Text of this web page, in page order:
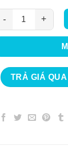
Bếp Điện Từ
TRẢ GIÁ